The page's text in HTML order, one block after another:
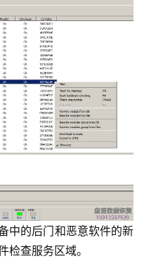
中的后门和恶意软件的新
查服务区域。
存到多个健康的存